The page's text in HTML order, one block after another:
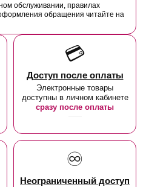
обслуживании, правилах
обращения читайте на
💳
Доступ после оплаты
Электронные товары
доступны в личном кабинете
сразу после оплаты
♾️
Неограниченный доступ